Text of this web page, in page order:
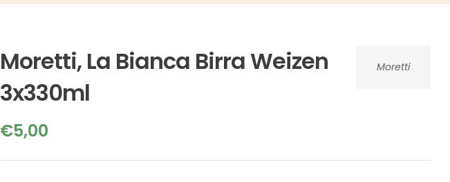
Moretti
Moretti, La Bianca Birra Weizen
3x330ml
€5,00